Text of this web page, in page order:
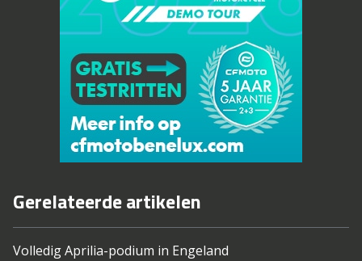
Gerelateerde artikelen
Volledig Aprilia-podium in Engeland